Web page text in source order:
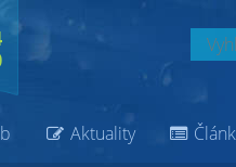
Aktuality